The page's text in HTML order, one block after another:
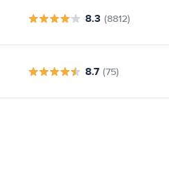
8.3 (8812)
8.7 (75)